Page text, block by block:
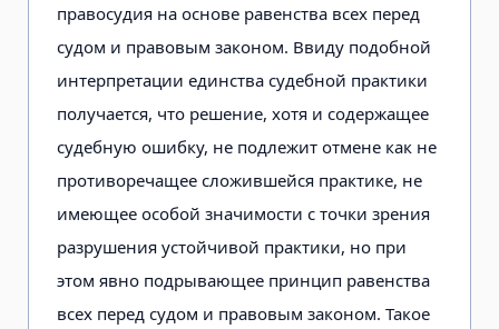
правосудия на основе равенства всех перед
судом и правовым законом. Ввиду подобной
интерпретации единства судебной практики
получается, что решение, хотя и содержащее
судебную ошибку, не подлежит отмене как не
противоречащее сложившейся практике, не
имеющее особой значимости с точки зрения
разрушения устойчивой практики, но при
этом явно подрывающее принцип равенства
всех перед судом и правовым законом. Такое